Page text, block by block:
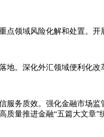
领域风险化解和处置。开
。深化外汇领域便利化改
务质效。强化金融市场
量推进金融“五篇大文章”